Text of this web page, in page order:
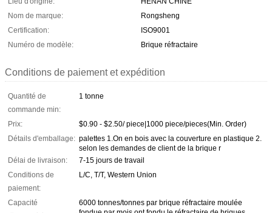
Nom de marque:
Rongsheng
Certification:
ISO9001
Numéro de modèle:
Brique réfractaire
Conditions de paiement et expédition
Quantité de
commande min:
1 tonne
Prix:
$0.90 - $2.50/ piece|1000 piece/pieces(Min. Order)
Détails d'emballage: palettes 1.On en bois avec la couverture en plastique 2.
selon les demandes de client de la brique r
Délai de livraison:
7-15 jours de travail
Conditions de
paiement:
L/C, T/T, Western Union
Capacité
6000 tonnes/tonnes par brique réfractaire moulée